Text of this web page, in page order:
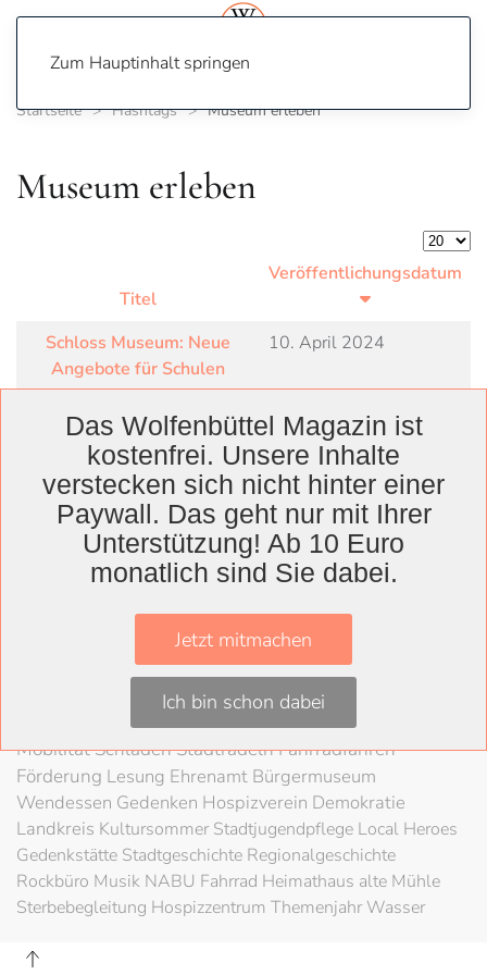
Zum Hauptinhalt springen
Startseite Hashtags Museum erleben
Museum erleben
Titel
Veröffentlichungsdatum
Schloss Museum: Neue
Angebote für Schulen
10. April 2024
WolfenbüttelLandkreis
WolfenbüttelLessingtheater Ausstellung
KunstvereinMuseum
Braunschweigische LandschaftHABSchloss
80 Jahre KriegsendeLiteratur
SchöppenstedtUmweltschutzLAG Rock
MobilitätSchladenStadtradelnFahrradfahren
Förderung Lesung Ehrenamt Bürgermuseum
Wendessen Gedenken Hospizverein Demokratie
Landkreis KultursommerStadtjugendpflege Local Heroes
Gedenkstätte Stadtgeschichte Regionalgeschichte
Rockbüro Musik NABU Fahrrad Heimathaus alte Mühle
Sterbebegleitung Hospizzentrum Themenjahr Wasser
Das Wolfenbüttel Magazin ist
kostenfrei. Unsere Inhalte
verstecken sich nicht hinter einer
Paywall. Das geht nur mit Ihrer
Unterstützung! Ab 10 Euro
monatlich sind Sie dabei.
Jetzt mitmachen
Ich bin schon dabei